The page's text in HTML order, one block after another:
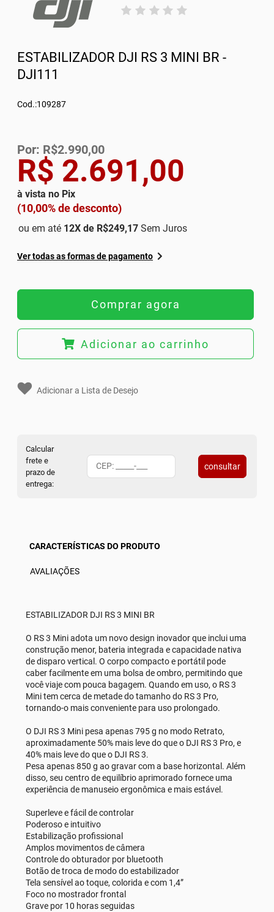
ESTABILIZADOR DJI RS 3 MINI BR -
DJI111
Cod.:109287
R$ 2.691,00
à vista no Pix
(10,00% de desconto)
Por: R$2.990,00
ou em até 12X de R$249,17 Sem Juros
Ver todas as formas de pagamento
Comprar agora
Adicionar ao carrinho
Adicionar a Lista de Desejo
Calcular
frete e
prazo de
entrega:
consultar
CARACTERÍSTICAS DO PRODUTO
AVALIAÇÕES
ESTABILIZADOR DJI RS 3 MINI BR
O RS 3 Mini adota um novo design inovador que inclui uma
construção menor, bateria integrada e capacidade nativa
de disparo vertical. O corpo compacto e portátil pode
caber facilmente em uma bolsa de ombro, permitindo que
você viaje com pouca bagagem. Quando em uso, o RS 3
Mini tem cerca de metade do tamanho do RS 3 Pro,
tornando-o mais conveniente para uso prolongado.
O DJI RS 3 Mini pesa apenas 795 g no modo Retrato,
aproximadamente 50% mais leve do que o DJI RS 3 Pro, e
40% mais leve do que o DJI RS 3.
Pesa apenas 850 g ao gravar com a base horizontal. Além
disso, seu centro de equilíbrio aprimorado fornece uma
experiência de manuseio ergonômica e mais estável.
Superleve e fácil de controlar
Poderoso e intuitivo
Estabilização profissional
Amplos movimentos de câmera
Controle do obturador por bluetooth
Botão de troca de modo do estabilizador
Tela sensível ao toque, colorida e com 1,4”
Foco no mostrador frontal
Grave por 10 horas seguidas